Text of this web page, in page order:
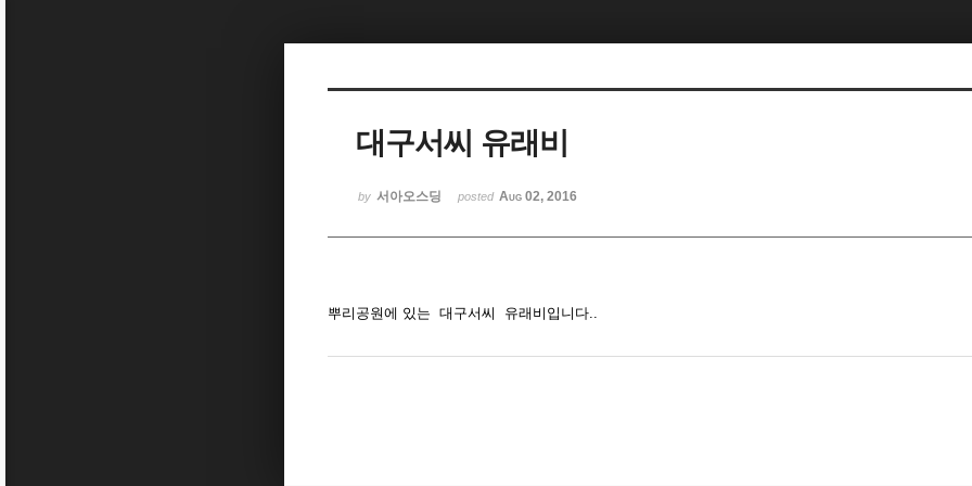
대구서씨 유래비
by 서아오스딩 posted Aug 02, 2016
뿌리공원에 있는 대구서씨 유래비입니다..
Sketchbook5, 스케치북5
Sketchbook5, 스케치북5